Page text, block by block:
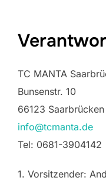
TC MANTA
Bunsenstr. 10
66123 Saarbrücken
info@tcmanta.de
Tel: 0681-3904142
1. Vorsitzender: